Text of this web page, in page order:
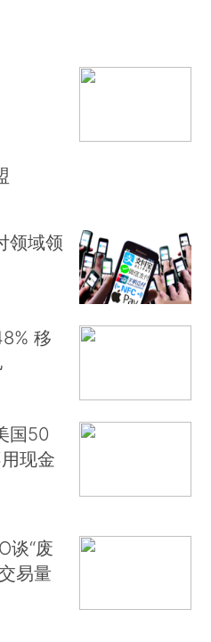
领域领
移
国50
现金
谈“废
易量